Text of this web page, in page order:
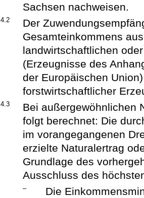
Sachsen nachweisen.
4.2
Der
Gesamteinkommens
landwirtschaftlichen
(Erzeugnisse des
der Europäischen
forstwirtschaftlicher
4.3
Bei außergewöhnlichen
folgt berechnet: Die
im vorangegangenen
erzielte Naturalertrag
Grundlage des
Ausschluss des
–
Die